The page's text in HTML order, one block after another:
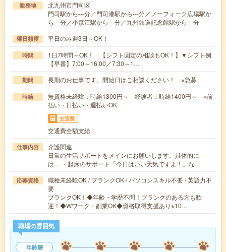
勤務地
北九州市門司区
門司駅から---分／門司港駅から---分／ノーフォーク広場駅か
ら---分／小森江駅から---分／九州鉄道記念館駅から---分
曜日頻度 平日のみ週3日～OK！
時間
1日7時間～OK！ 【シフト固定の相談もOK！】▼シフト例
【早番】7:00～16:00／7:30～1…
期間 長期のお仕事です。開始日はご相談ください！ ※急募
時給
無資格未経験：時給1300円～ 経験者：時給1400円～ ※前
払い・日払い・週払いOK
交通費
交通費全額支給
仕事内容
介護関連
日常の生活サポートをメインにお願いします。具体的に
は… ・起床のサポート「今日はいい天気ですよ！」な…
応募資格
職種未経験OK / ブランクOK / パソコンスキル不要 / 英語力不
要
ブランクOK！◆年齢・学歴不問！ブランクのある方も歓
迎！◆Wワーク・副業OK◆資格取得支援あり※10…
職場の雰囲気
年齢層